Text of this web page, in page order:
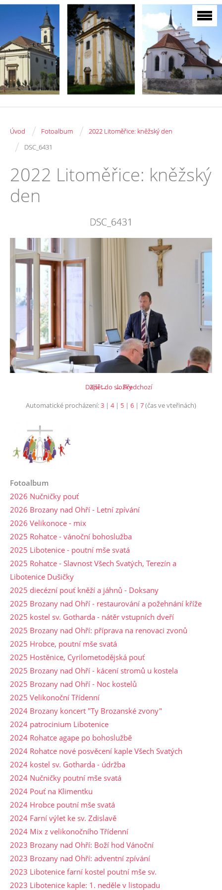
Úvod / Fotoalbum / 2022 Litoměřice: kněžský den
/ DSC_6431
2022 Litoměřice: kněžský
den
DSC_6431
← Předchozí
Další →
Zpět do složky
Automatické procházení:3 | 4| 5 | 6 | 7(čas ve vteřinách)
Fotoalbum
2026 Nučničky pouť
2026 Brozany nad Ohří - Letní zpívání
2026 Velikonoce - mix
2025 Rohatce - vánoční bohoslužba
2025 Libotenice - poutní mše svatá
2025 Rohatce - Slavnost Všech Svatých, Terezín a
Libotenice Dušičky
2025 diecézní pouť kněží a jáhnů - Doksany
2025 Brozany nad Ohří - restaurování a požehnání kříže
2025 kostel sv. Gotharda - nátěr vstupních dveří
2025 Brozany nad Ohří: příprava na renovaci zvonů
2025 Hrobce, poutní mše svatá
2025 Hostěnice, Cyrilometodějská pouť
2025 Brozany nad Ohří - kácení stromů u kostela
2025 Brozany nad Ohří - Noc kostelů
2025 Velikonoční Třídenní
2024 Brozany koncert "Ty Brozanské zvony"
2024 patrocinium Libotenice
2024 Rohatce agape po bohoslužbě
2024 Rohatce nové posvěcení kaple Všech Svatých
2024 kostel sv. Gotharda - údržba
2024 Nučničky poutní mše svatá
2024 Pouť na Klimentku
2024 Hrobce poutní mše svatá
2024 Farní výlet ke sv. Zdislavě
2024 Mix z velikonočního Třídenní
2023 Brozany nad Ohří: Boží hod Vánoční
2023 Brozany nad Ohří: adventní zpívání
2023 Libotenice farní kostel poutní mše sv.
2023 Libotenice kaple: 1. neděle v listopadu